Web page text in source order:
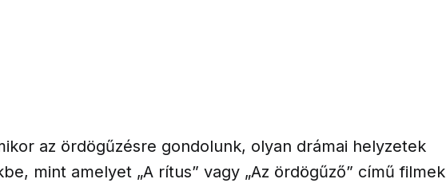
az ördögűzésre gondolunk, olyan drámai helyzetek
mint amelyet „A rítus” vagy „Az ördögűző” című filmek